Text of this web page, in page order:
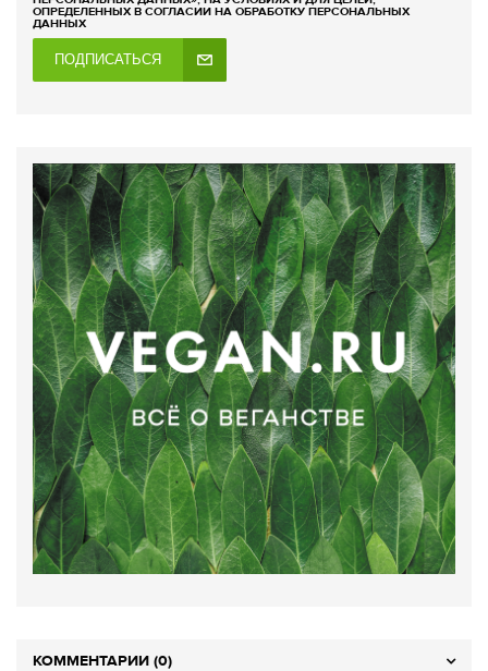
ОПРЕДЕЛЕННЫХ В СОГЛАСИИ НА ОБРАБОТКУ ПЕРСОНАЛЬНЫХ
ДАННЫХ
ПОДПИСАТЬСЯ
КОММЕНТАРИИ (0)